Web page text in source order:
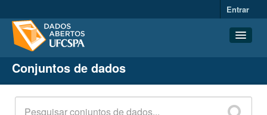
Entrar
Conjuntos de dados
Organizações
Grupos
Conjuntos de dados